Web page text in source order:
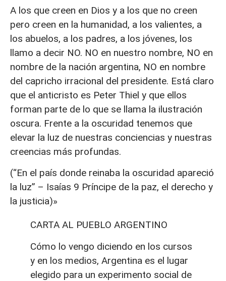
A los que creen en Dios y a los que no creen
pero creen en la humanidad, a los valientes, a
los abuelos, a los padres, a los jóvenes, los
llamo a decir NO. NO en nuestro nombre, NO en
nombre de la nación argentina, NO en nombre
del capricho irracional del presidente. Está claro
que el anticristo es Peter Thiel y que ellos
forman parte de lo que se llama la ilustración
oscura. Frente a la oscuridad tenemos que
elevar la luz de nuestras conciencias y nuestras
creencias más profundas.
(“En el país donde reinaba la oscuridad apareció
la luz” – Isaías 9 Príncipe de la paz, el derecho y
la justicia)»
CARTA AL PUEBLO ARGENTINO
Cómo lo vengo diciendo en los cursos
y en los medios, Argentina es el lugar
elegido para un experimento social de